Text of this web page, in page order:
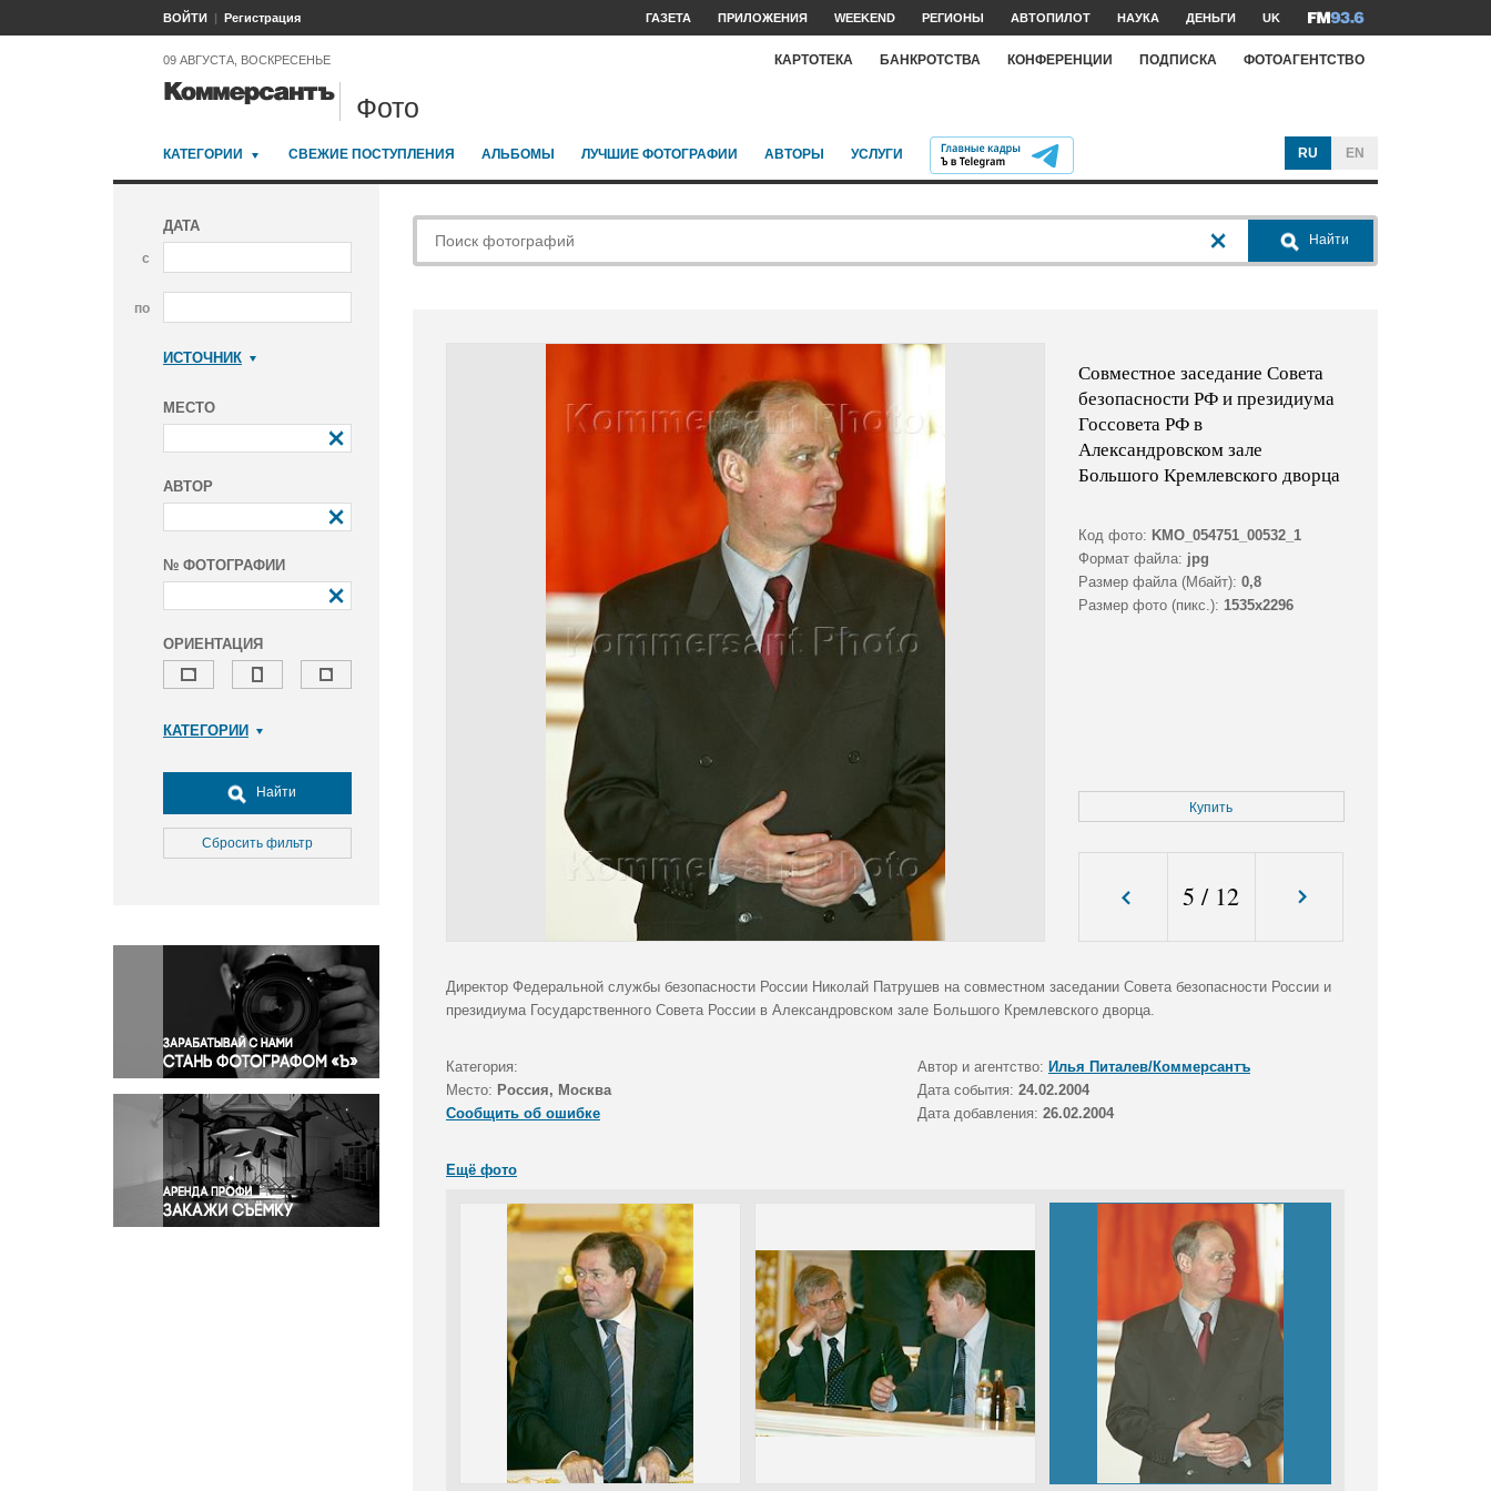
ВОЙТИ Регистрация ГАЗЕТА ПРИЛОЖЕНИЯ WEEKEND РЕГИОНЫ АВТОПИЛОТ НАУКА ДЕНЬГИ UK
09 АВГУСТА, ВОСКРЕСЕНЬЕ КАРТОТЕКА БАНКРОТСТВА КОНФЕРЕНЦИИ ПОДПИСКА ФОТОАГЕНТСТВО
Фото
КАТЕГОРИИ СВЕЖИЕ ПОСТУПЛЕНИЯ АЛЬБОМЫ ЛУЧШИЕ ФОТОГРАФИИ АВТОРЫ УСЛУГИ RU EN
ДАТА
с
по
ИСТОЧНИК
МЕСТО
АВТОР
№ ФОТОГРАФИИ
ОРИЕНТАЦИЯ
КАТЕГОРИИ
Досуг, туризм и отдых
Культура
Медицина
Окружающая среда
Политика
Правосудие
Происшествия и конфликты
Религия
Светская жизнь
Спорт
Экология
Экономика и бизнес
Найти
Сбросить фильтр
Найти
Совместное заседание Совета
безопасности РФ и президиума
Госсовета РФ в
Александровском зале
Большого Кремлевского дворца
Код фото: KMO_054751_00532_1
Формат файла: jpg
Размер файла (Мбайт): 0,8
Размер фото (пикс.): 1535x2296
Купить
5 / 12
Директор Федеральной службы безопасности России Николай Патрушев на совместном заседании Совета безопасности России и
президиума Государственного Совета России в Александровском зале Большого Кремлевского дворца.
Категория: Автор и агентство: Илья Питалев/Коммерсантъ
Место: Россия, Москва Дата события: 24.02.2004
Сообщить об ошибке
Дата добавления: 26.02.2004
Ещё фото